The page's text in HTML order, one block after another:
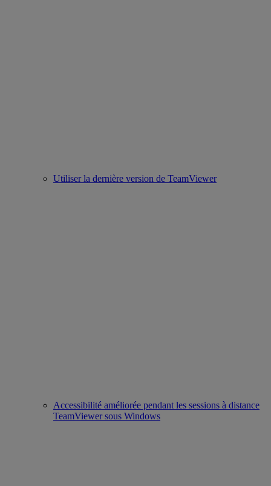
Utiliser la dernière version de TeamViewer
Accessibilité améliorée pendant les sessions à distance
TeamViewer sous Windows